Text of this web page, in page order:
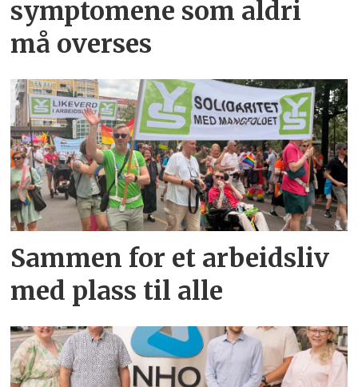
symptomene som aldri
må overses
Sammen for et arbeidsliv
med plass til alle